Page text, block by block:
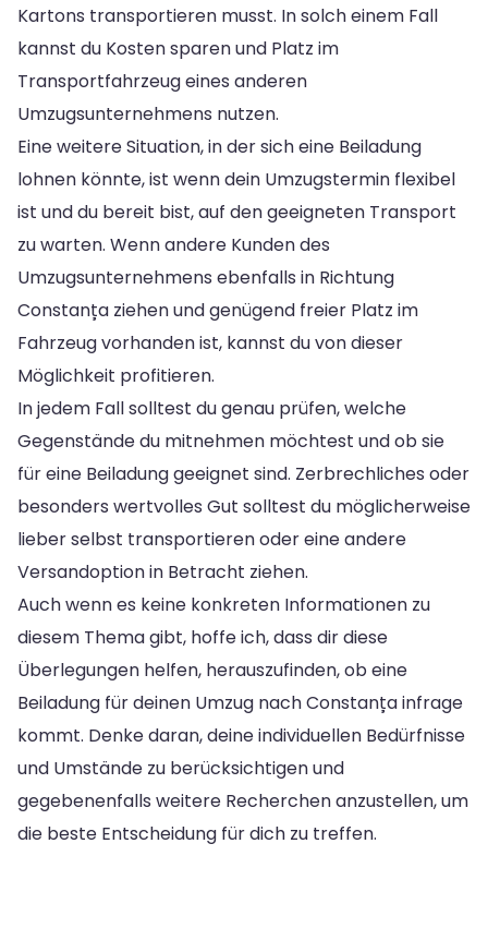
Kartons transportieren musst. In solch einem Fall
kannst du Kosten sparen und Platz im
Transportfahrzeug eines anderen
Umzugsunternehmens nutzen.
Eine weitere Situation, in der sich eine Beiladung
lohnen könnte, ist wenn dein Umzugstermin flexibel
ist und du bereit bist, auf den geeigneten Transport
zu warten. Wenn andere Kunden des
Umzugsunternehmens ebenfalls in Richtung
Constanța ziehen und genügend freier Platz im
Fahrzeug vorhanden ist, kannst du von dieser
Möglichkeit profitieren.
In jedem Fall solltest du genau prüfen, welche
Gegenstände du mitnehmen möchtest und ob sie
für eine Beiladung geeignet sind. Zerbrechliches oder
besonders wertvolles Gut solltest du möglicherweise
lieber selbst transportieren oder eine andere
Versandoption in Betracht ziehen.
Auch wenn es keine konkreten Informationen zu
diesem Thema gibt, hoffe ich, dass dir diese
Überlegungen helfen, herauszufinden, ob eine
Beiladung für deinen Umzug nach Constanța infrage
kommt. Denke daran, deine individuellen Bedürfnisse
und Umstände zu berücksichtigen und
gegebenenfalls weitere Recherchen anzustellen, um
die beste Entscheidung für dich zu treffen.